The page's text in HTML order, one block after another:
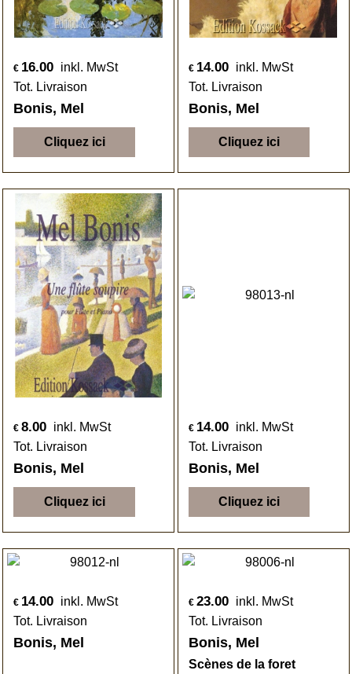
€ 16.00 inkl. MwSt
Tot. Livraison
Bonis, Mel
Cliquez ici
€ 14.00 inkl. MwSt
Tot. Livraison
Bonis, Mel
Cliquez ici
€ 8.00 inkl. MwSt
Tot. Livraison
Bonis, Mel
Cliquez ici
€ 14.00 inkl. MwSt
Tot. Livraison
Bonis, Mel
Cliquez ici
€ 14.00 inkl. MwSt
Tot. Livraison
Bonis, Mel
€ 23.00 inkl. MwSt
Tot. Livraison
Bonis, Mel
Scènes de la foret